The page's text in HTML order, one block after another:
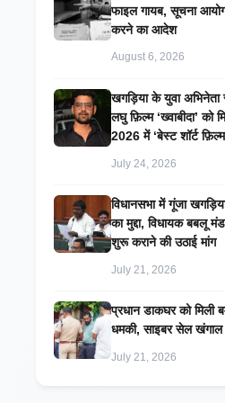
फाइल गायब, सूचना
करने का आदेश
August 6, 2026
खगड़िया के युवा
लघु फ़िल्म ‘ख्वाबीदा’ को
2026 में ‘बेस्ट शॉर्ट
July 24, 2026
विधानसभा में गूंजा
का मुद्दा, विधायक बबलू
शुरू कराने की उठाई मांग
July 21, 2026
प्रधान डाकघर को मिली
धमकी, साइबर सेल खंगाल
July 21, 2026